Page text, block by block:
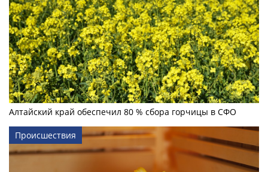
Алтайский край обеспечил 80 % сбора горчицы в СФО
Происшествия